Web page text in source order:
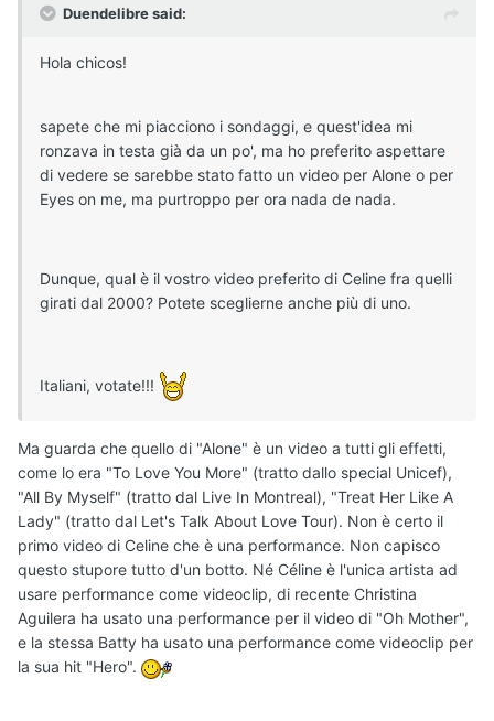
Duendelibre said:
Hola chicos!
sapete che mi piacciono i sondaggi, e quest'idea mi
ronzava in testa già da un po', ma ho preferito aspettare
di vedere se sarebbe stato fatto un video per Alone o per
Eyes on me, ma purtroppo per ora nada de nada.
Dunque, qual è il vostro video preferito di Celine fra quelli
girati dal 2000? Potete sceglierne anche più di uno.
Italiani, votate!!!
Ma guarda che quello di "Alone" è un video a tutti gli effetti,
come lo era "To Love You More" (tratto dallo special Unicef),
"All By Myself" (tratto dal Live In Montreal), "Treat Her Like A
Lady" (tratto dal Let's Talk About Love Tour). Non è certo il
primo video di Celine che è una performance. Non capisco
questo stupore tutto d'un botto. Né Céline è l'unica artista ad
usare performance come videoclip, di recente Christina
Aguilera ha usato una performance per il video di "Oh Mother",
e la stessa Batty ha usato una performance come videoclip per
la sua hit "Hero".